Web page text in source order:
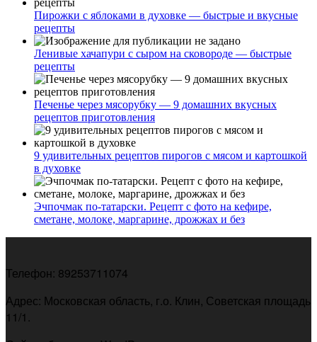
Пирожки с яблоками в духовке — быстрые и вкусные
рецепты
Ленивые хачапури с сыром на сковороде — быстрые
рецепты
Печенье через мясорубку — 9 домашних вкусных
рецептов приготовления
9 удивительных рецептов пирогов с мясом и картошкой
в духовке
Эчпочмак по-татарски. Рецепт с фото на кефире,
сметане, молоке, маргарине, дрожжах и без
Телефон: 89253711074
Адрес: Московская область, г.о. Клин, Советская площадь
11/1.